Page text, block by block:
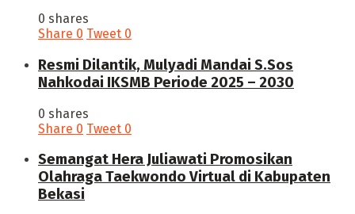
0 shares
Share 0 Tweet 0
Resmi Dilantik, Mulyadi Mandai S.Sos
Nahkodai IKSMB Periode 2025 – 2030
0 shares
Share 0 Tweet 0
Semangat Hera Juliawati Promosikan
Olahraga Taekwondo Virtual di Kabupaten
Bekasi